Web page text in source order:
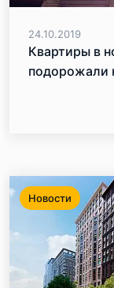
24.10.2019
Квартиры в
подорожали
Новости